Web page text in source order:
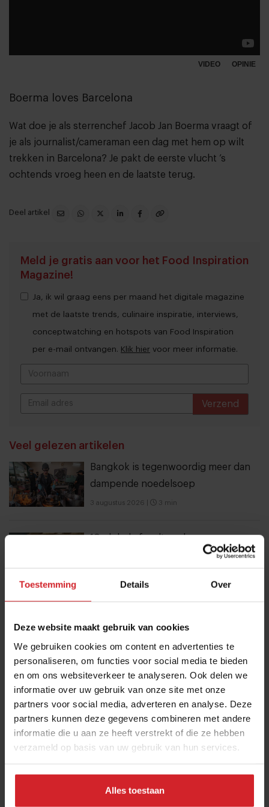
Toestemming Details Over
Deze website maakt gebruik van cookies
We gebruiken cookies om content en advertenties te
personaliseren, om functies voor social media te bieden
en om ons websiteverkeer te analyseren. Ook delen we
informatie over uw gebruik van onze site met onze
partners voor social media, adverteren en analyse. Deze
partners kunnen deze gegevens combineren met andere
informatie die u aan ze heeft verstrekt of die ze hebben
verzameld op basis van uw gebruik van hun services.
Alles toestaan
VIDEO OPINIE
Boerma loves Barcelona
Wat doe je als sterrenchef Jacob Jan Boerma vraagt of
je als journalist/cameraman een dag met hem op wilt
trekken in Barcelona? Je pakt de eerste vlucht ’s
ochtends vroeg heen en de laatste terug.
Deel artikel
Meld je gratis aan voor het Food Inspiration
Magazine!
Ja, ik wil graag eens per maand het digitale magazine
met de laatste trends, culinaire inspiratie, interviews,
conceptwatching en hotspots van Food Inspiration
per e-mail ontvangen. Klik hier voor meer informatie.
Verzend
Veel gelezen artikelen
Bangkok is tegenwoordig meer dan
dampende noedelsoep
3 augustus 2026 3 min
10 globale foodtrends: van
darmgezondheid en brainfood tot
slimmer snacken
20 hotspots op Curaçao: van parels
aan de kust tot lokale favorieten
24 juli 2026 | 7 min
Stephan Nijst over de financiële
sores van een koksgezin
5 september 2021| 5 min
Ondernemer Jord Althuizen over
foodcost, personeel en marges